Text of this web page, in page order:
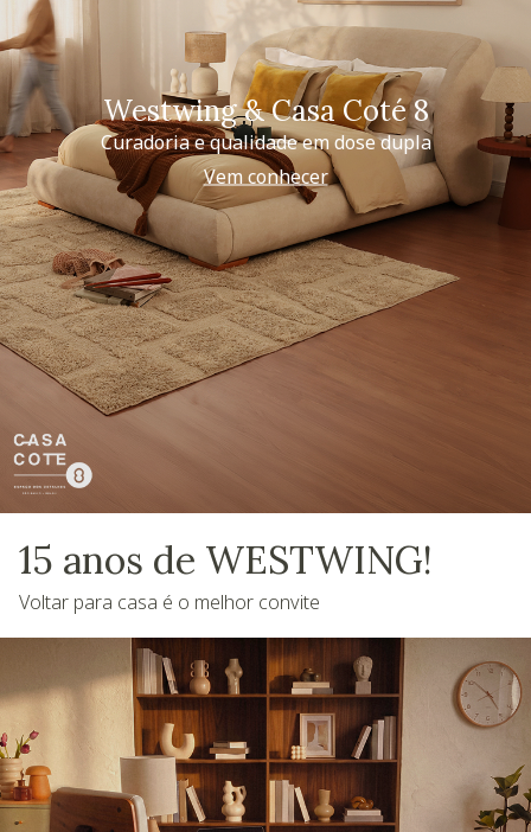
Westwing & Casa Coté 8
Curadoria e qualidade em dose dupla
Vem conhecer
15 anos de WESTWING!
Voltar para casa é o melhor convite